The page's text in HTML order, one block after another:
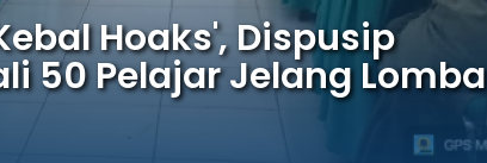
Hoaks', Dispusip
50 Pelajar Jelang Lomba